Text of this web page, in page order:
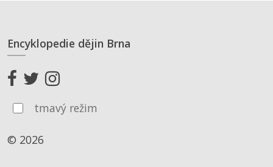
Encyklopedie dějin Brna
tmavý režim
© 2026